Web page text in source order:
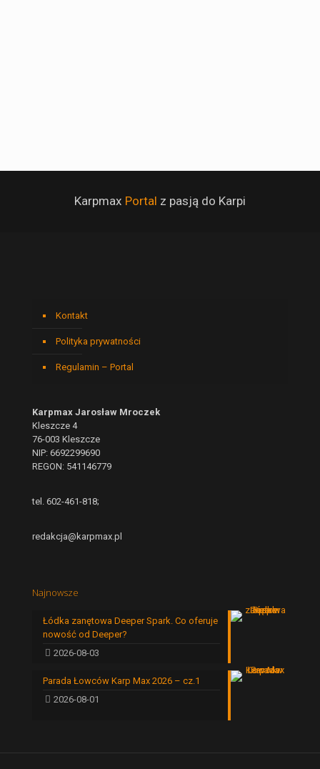
Karpmax Portal z pasją do Karpi
Kontakt
Polityka prywatności
Regulamin – Portal
Karpmax Jarosław Mroczek
Kleszcze 4
76-003 Kleszcze
NIP: 6692299690
REGON: 541146779
tel. 602-461-818;
redakcja@karpmax.pl
Najnowsze
Łódka zanętowa Deeper Spark. Co oferuje
nowość od Deeper?
2026-08-03
Parada Łowców Karp Max 2026 – cz.1
2026-08-01